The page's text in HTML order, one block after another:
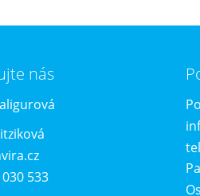
nás
533